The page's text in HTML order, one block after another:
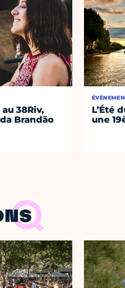
38Riv,
Brandão
L’Été
une